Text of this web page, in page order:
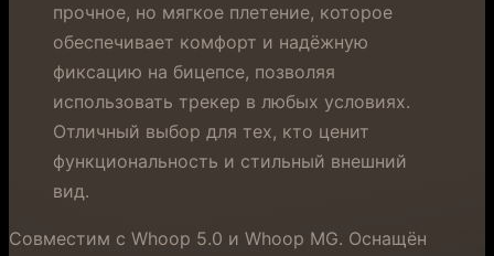
прочное, но мягкое плетение, которое
обеспечивает комфорт и надёжную
фиксацию на бицепсе, позволяя
использовать трекер в любых условиях.
Отличный выбор для тех, кто ценит
функциональность и стильный внешний
вид.
Совместим с Whoop 5.0 и Whoop MG. Оснащён